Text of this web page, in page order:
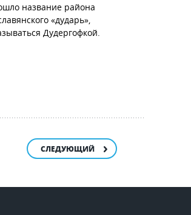
название района
«дударь»,
Дудергофкой.
СЛЕДУЮЩИЙ